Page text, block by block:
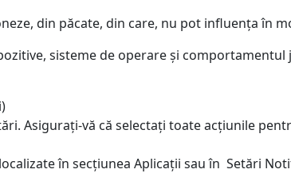
din păcate, din care, nu pot influența în
sisteme de operare și comportamentul
Asigurați-vă că selectați toate acțiunile
în secțiunea Aplicații sau în Setări